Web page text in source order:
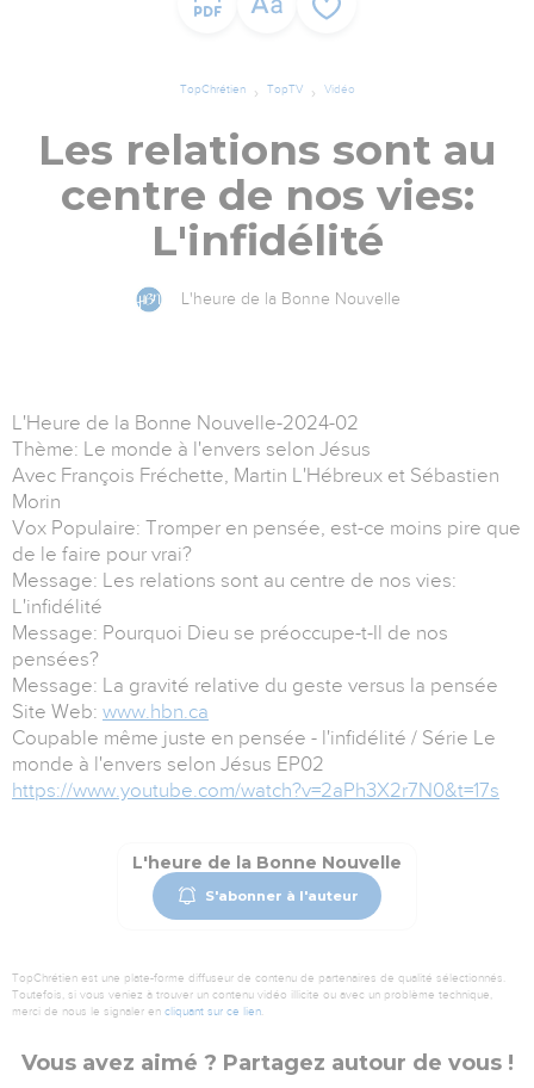
TopChrétien TopTV Vidéo
Les relations sont au
centre de nos vies:
L'infidélité
L'heure de la Bonne Nouvelle
L'Heure de la Bonne Nouvelle-2024-02
Thème: Le monde à l'envers selon Jésus
Avec François Fréchette, Martin L'Hébreux et Sébastien
Morin
Vox Populaire: Tromper en pensée, est-ce moins pire que
de le faire pour vrai?
Message: Les relations sont au centre de nos vies:
L'infidélité
Message: Pourquoi Dieu se préoccupe-t-Il de nos
pensées?
Message: La gravité relative du geste versus la pensée
Site Web: www.hbn.ca
Coupable même juste en pensée - l'infidélité / Série Le
monde à l'envers selon Jésus EP02
https://www.youtube.com/watch?v=2aPh3X2r7N0&t=17s
L'heure de la Bonne Nouvelle
S'abonner à l'auteur
TopChrétien est une plate-forme diffuseur de contenu de partenaires de qualité sélectionnés.
Toutefois, si vous veniez à trouver un contenu vidéo illicite ou avec un problème technique,
merci de nous le signaler en cliquant sur ce lien.
Vous avez aimé ? Partagez autour de vous !